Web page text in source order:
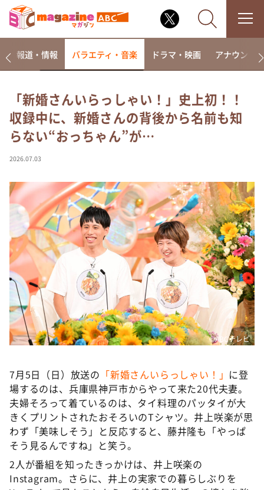
なるみ・岡村の過ぎるTV
相席食堂
これ余談なんですけど・・・
て真剣です
探偵！ナイトスクープ
news おかえり
河合＆A.B.C-Z塚田×福井アナ「なんでやねん！？」
（news おかえり）
DAIGOも台所 ～きょうの献立 何にする？～
本日はダイアンなり！シーズン２
朝だ！生です旅サラダ
教えて！ニュースライブ 正義のミカタ
新婚さんいらっしゃい！
ポツンと一軒家
ザキ山小屋本館
ぺこぱのまるスポ
アナ回覧板
報道・情報 バラエティ・音楽 ドラマ・映画 アナウンサー
「新婚さんいらっしゃい！」史上初！！
収録中に、新婚さんの背後から名前も知
らない“おっちゃん”が…
2026.07.03
©ABCテレビ
7月5日（日）放送の 「新婚さんいらっしゃい！」 に登
場するのは、兵庫県神戸市からやって来た20代夫妻。
夫婦そろって着ているのは、タイ料理のパッタイが大
きくプリントされたおそろいのTシャツ。井上咲楽が思
わず「美味しそう」と反応すると、藤井隆も「やっぱ
そう見るんですね」と笑う。
2人が番組を知ったきっかけは、井上咲楽の
Instagram。さらに、井上の実家での暮らしぶりを